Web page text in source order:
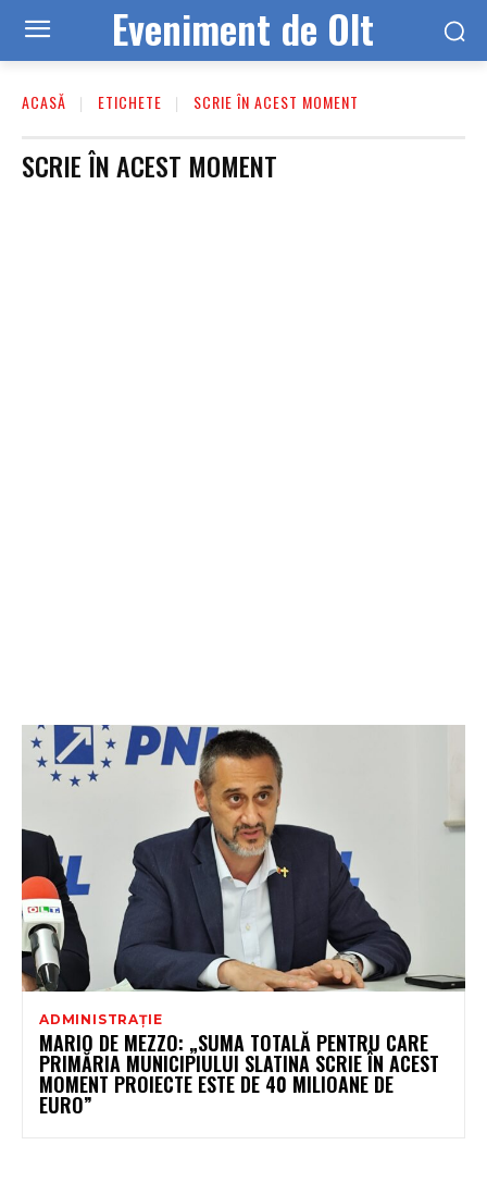
Eveniment de Olt
ACASĂ ETICHETE SCRIE ÎN ACEST MOMENT
SCRIE ÎN ACEST MOMENT
ADMINISTRAȚIE
MARIO DE MEZZO: „SUMA TOTALĂ PENTRU CARE
PRIMĂRIA MUNICIPIULUI SLATINA SCRIE ÎN ACEST
MOMENT PROIECTE ESTE DE 40 MILIOANE DE
EURO”